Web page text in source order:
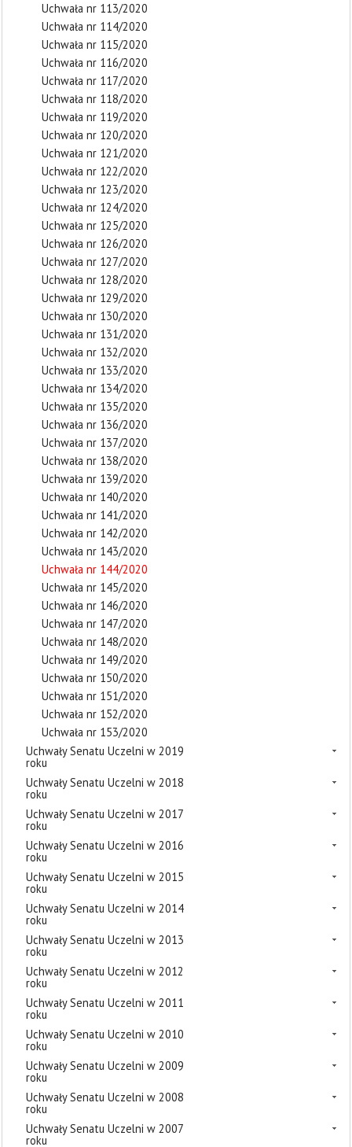
Uchwała nr 113/2020
Uchwała nr 114/2020
Uchwała nr 115/2020
Uchwała nr 116/2020
Uchwała nr 117/2020
Uchwała nr 118/2020
Uchwała nr 119/2020
Uchwała nr 120/2020
Uchwała nr 121/2020
Uchwała nr 122/2020
Uchwała nr 123/2020
Uchwała nr 124/2020
Uchwała nr 125/2020
Uchwała nr 126/2020
Uchwała nr 127/2020
Uchwała nr 128/2020
Uchwała nr 129/2020
Uchwała nr 130/2020
Uchwała nr 131/2020
Uchwała nr 132/2020
Uchwała nr 133/2020
Uchwała nr 134/2020
Uchwała nr 135/2020
Uchwała nr 136/2020
Uchwała nr 137/2020
Uchwała nr 138/2020
Uchwała nr 139/2020
Uchwała nr 140/2020
Uchwała nr 141/2020
Uchwała nr 142/2020
Uchwała nr 143/2020
Uchwała nr 144/2020
Uchwała nr 145/2020
Uchwała nr 146/2020
Uchwała nr 147/2020
Uchwała nr 148/2020
Uchwała nr 149/2020
Uchwała nr 150/2020
Uchwała nr 151/2020
Uchwała nr 152/2020
Uchwała nr 153/2020
Uchwały Senatu Uczelni w 2019
roku
Uchwały Senatu Uczelni w 2018
roku
Uchwały Senatu Uczelni w 2017
roku
Uchwały Senatu Uczelni w 2016
roku
Uchwały Senatu Uczelni w 2015
roku
Uchwały Senatu Uczelni w 2014
roku
Uchwały Senatu Uczelni w 2013
roku
Uchwały Senatu Uczelni w 2012
roku
Uchwały Senatu Uczelni w 2011
roku
Uchwały Senatu Uczelni w 2010
roku
Uchwały Senatu Uczelni w 2009
roku
Uchwały Senatu Uczelni w 2008
roku
Uchwały Senatu Uczelni w 2007
roku